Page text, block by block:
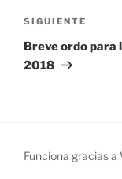
Siguiente
entrada
SIGUIENTE
Breve ordo para
2018
Funciona gracias a